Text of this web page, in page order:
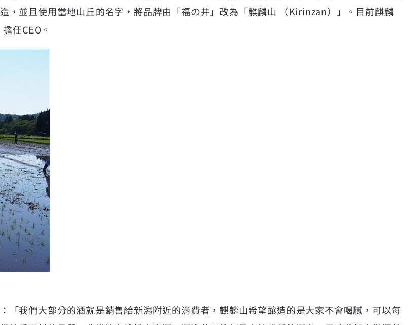
，並且使用當地山丘的名字，將品牌由「福の井」改為「麒麟山 （Kirinzan）」。目前麒麟
任CEO。
「我們大部分的酒就是銷售給新潟附近的消費者，麒麟山希望釀造的是大家不會喝膩，可以每